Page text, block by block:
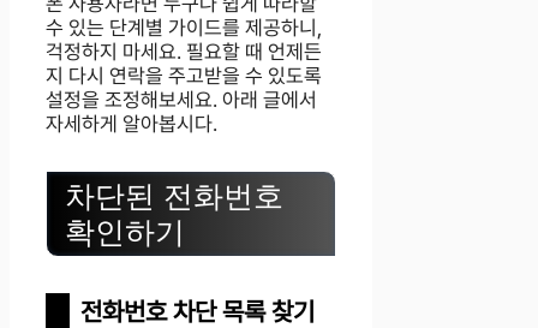
수 있는 단계별 가이드를 제공하니,
걱정하지 마세요. 필요할 때 언제든
지 다시 연락을 주고받을 수 있도록
설정을 조정해보세요. 아래 글에서
자세하게 알아봅시다.
차단된 전화번호
확인하기
전화번호 차단 목록 찾기